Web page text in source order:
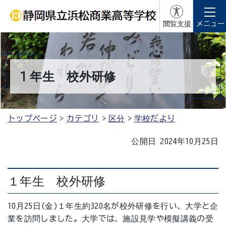
閲覧支援 メニュー
１年生 校外研修
トップページ カテゴリ 区分 学校だより
公開日 2024年10月25日
１年生 校外研修
10月25日(金)１年生約320名が校外研修を行い、大学と企
業を訪問しました。大学では、施設見学や模擬講義の受